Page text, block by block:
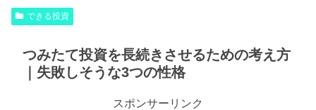
できる投資
つみたて投資を長続きさせるための考え方
｜失敗しそうな3つの性格
スポンサーリンク